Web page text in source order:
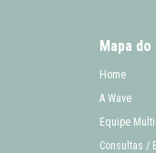
Mapa do
Home
A Wave
Equipe
Consultas /